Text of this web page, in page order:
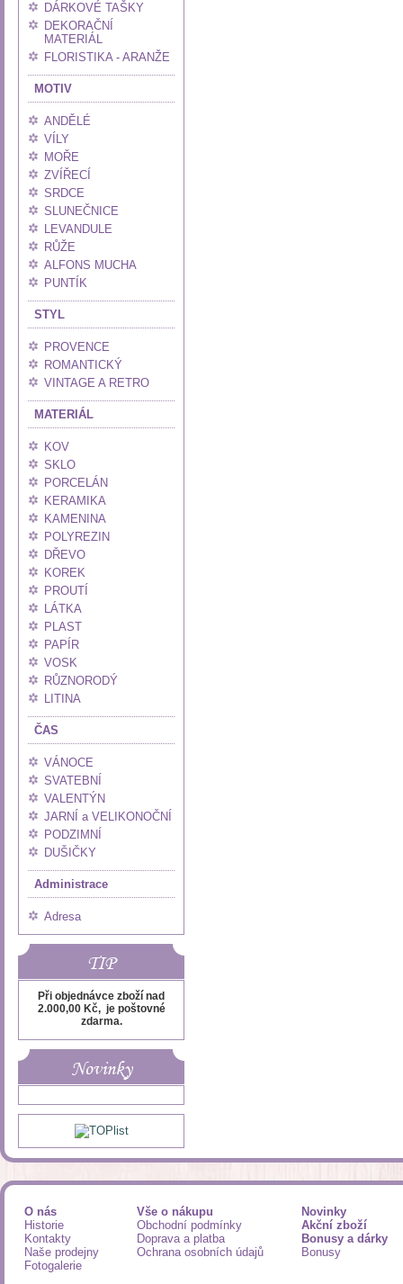
DÁRKOVÉ TAŠKY
DEKORAČNÍ
MATERIÁL
FLORISTIKA - ARANŽE
MOTIV
ANDĚLÉ
VÍLY
MOŘE
ZVÍŘECÍ
SRDCE
SLUNEČNICE
LEVANDULE
RŮŽE
ALFONS MUCHA
PUNTÍK
STYL
PROVENCE
ROMANTICKÝ
VINTAGE A RETRO
MATERIÁL
KOV
SKLO
PORCELÁN
KERAMIKA
KAMENINA
POLYREZIN
DŘEVO
KOREK
PROUTÍ
LÁTKA
PLAST
PAPÍR
VOSK
RŮZNORODÝ
LITINA
ČAS
VÁNOCE
SVATEBNÍ
VALENTÝN
JARNÍ a VELIKONOČNÍ
PODZIMNÍ
DUŠIČKY
Administrace
Adresa
TIP
Při objednávce zboží nad
2.000,00 Kč, je poštovné
zdarma.
Novinky
O nás
Historie
Kontakty
Naše prodejny
Fotogalerie
Vše o nákupu
Obchodní podmínky
Doprava a platba
Ochrana osobních údajů
Novinky
Akční zboží
Bonusy a dárky
Bonusy